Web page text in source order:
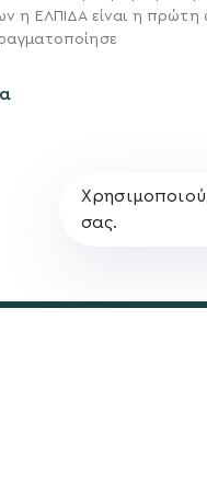
η ΕΛΠΙΔΑ είναι η πρώτη
Σχέδιο
σας.